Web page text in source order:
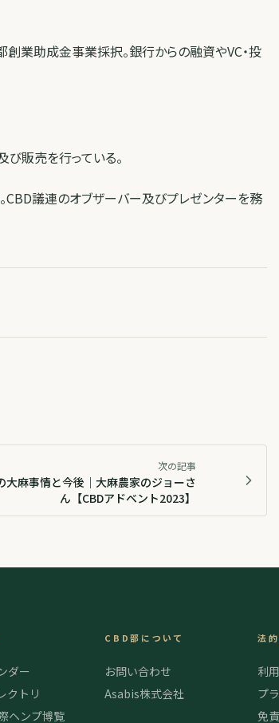
創業助成金事業採択。銀行からの融資やVC・投
販売を行っている。
CBD議連のオブザーバー及びプレゼンターを務
次の記事
大麻事情と今後｜大麻農家のジョーさ
ん【CBDアドベント2023】
ダー
クトリ
ヘンプ博覧
CBD部について
お問い合わせ
Asabis株式会社
法
利
プ
免